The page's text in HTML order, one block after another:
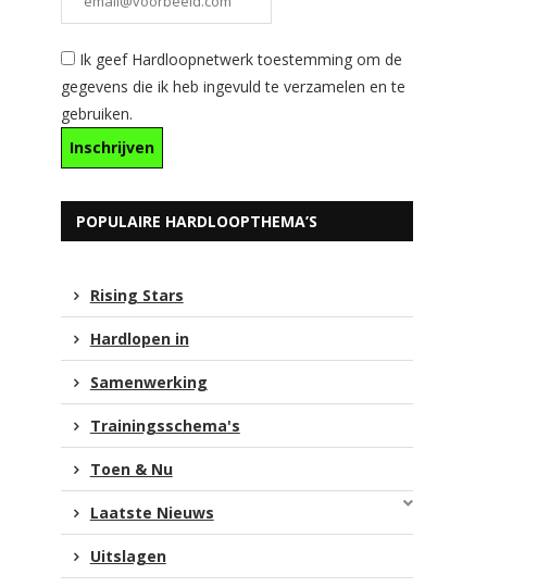
Ik geef Hardloopnetwerk toestemming om de
gegevens die ik heb ingevuld te verzamelen en te
gebruiken.
POPULAIRE HARDLOOPTHEMA’S
Rising Stars
Hardlopen in
Samenwerking
Trainingsschema's
Toen & Nu
Laatste Nieuws
Uitslagen